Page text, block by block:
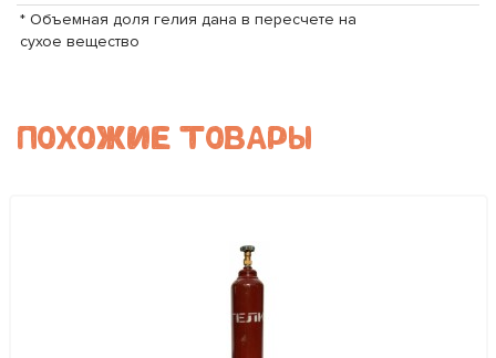
* Объемная доля гелия дана в пересчете на
сухое вещество
ПОХОЖИЕ ТОВАРЫ